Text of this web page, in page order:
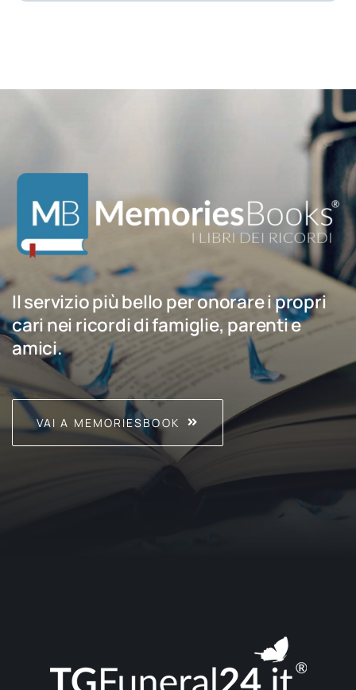
Il servizio più bello per onorare i propri
cari nei ricordi di famiglie, parenti e
amici.
VAI A MEMORIESBOOK